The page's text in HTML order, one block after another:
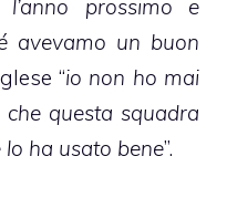
prossimo e
avevamo un buon
“io non ho mai
questa squadra
lo ha usato bene”.